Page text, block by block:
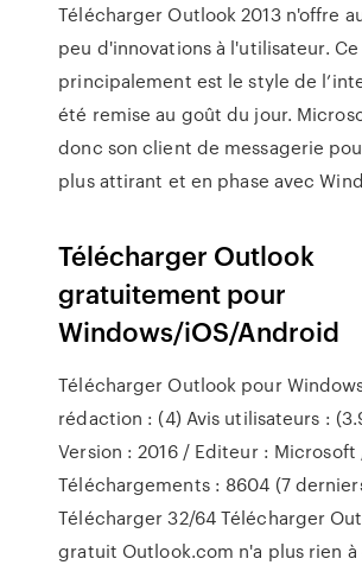
Télécharger Outlook 2013 n'offre
peu d'innovations à l'utilisateur.
principalement est le style de
été remise au goût du jour.
donc son client de messagerie
plus attirant et en phase avec
Télécharger Outlook
gratuitement pour
Windows/iOS/Android
Télécharger Outlook pour
rédaction : (4) Avis utilisateurs :
Version : 2016 / Editeur : Microsoft
Téléchargements : 8604 (7
Télécharger 32/64 Télécharger
gratuit Outlook.com n'a plus rien à